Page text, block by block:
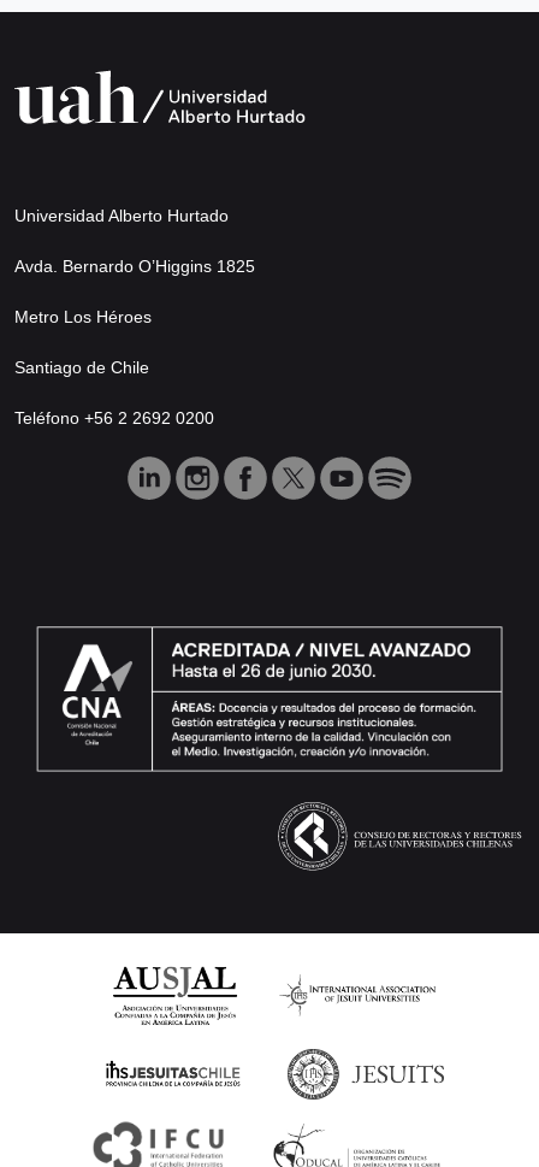
Universidad Alberto Hurtado
Avda. Bernardo O’Higgins 1825
Metro Los Héroes
Santiago de Chile
Teléfono +56 2 2692 0200